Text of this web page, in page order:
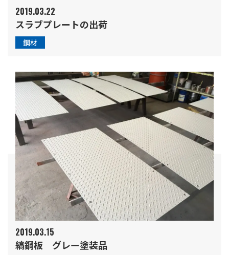
2019.03.22
スラブプレートの出荷
鋼材
2019.03.15
縞鋼板 グレー塗装品